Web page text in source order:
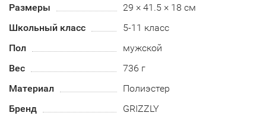
Размеры
29 × 41.5 × 18 см
Школьный класс
5-11 класс
Пол
мужской
Вес
736 г
Материал
Полиэстер
Бренд
GRIZZLY